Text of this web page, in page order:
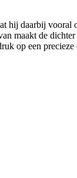
hij daarbij
maakt de
op een precieze